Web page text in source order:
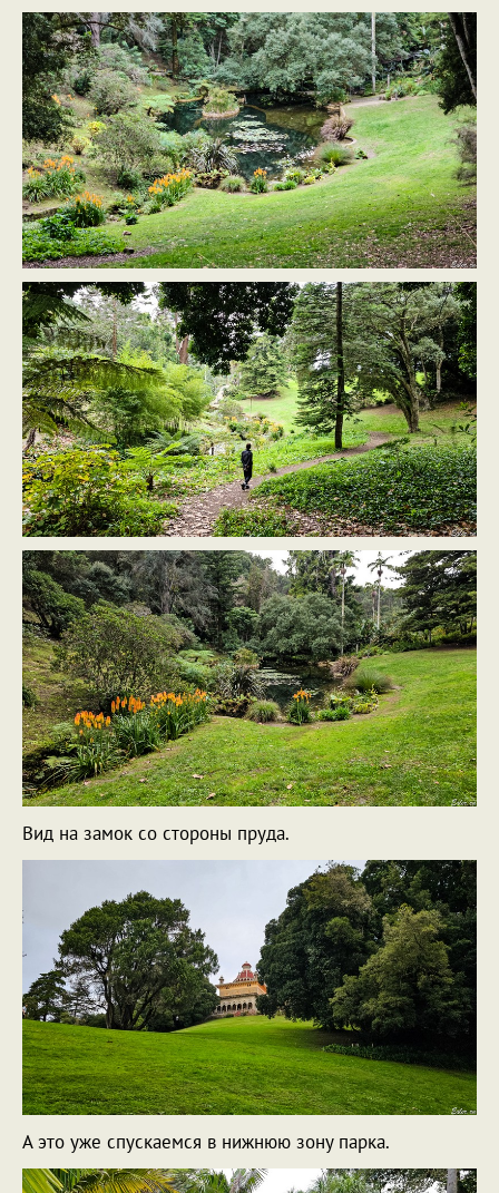
Вид на замок со стороны пруда.
А это уже спускаемся в нижнюю зону парка.